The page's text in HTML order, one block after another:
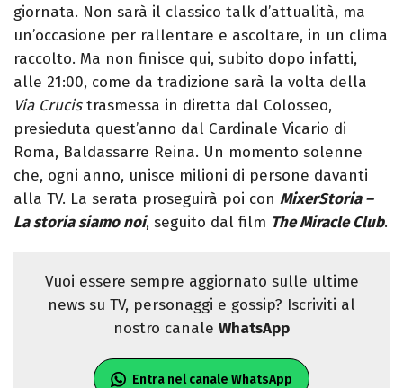
giornata. Non sarà il classico talk d’attualità, ma
un’occasione per rallentare e ascoltare, in un clima
raccolto. Ma non finisce qui, subito dopo infatti,
alle 21:00, come da tradizione sarà la volta della
Via Crucistrasmessa in diretta dal Colosseo,
presieduta quest’anno dal Cardinale Vicario di
Roma, Baldassarre Reina. Un momento solenne
che, ogni anno, unisce milioni di persone davanti
alla TV. La serata proseguirà poi con MixerStoria –
La storia siamo noi, seguito dal film The Miracle Club.
Vuoi essere sempre aggiornato sulle ultime
news su TV, personaggi e gossip? Iscriviti al
nostro canale WhatsApp
Entra nel canale WhatsApp